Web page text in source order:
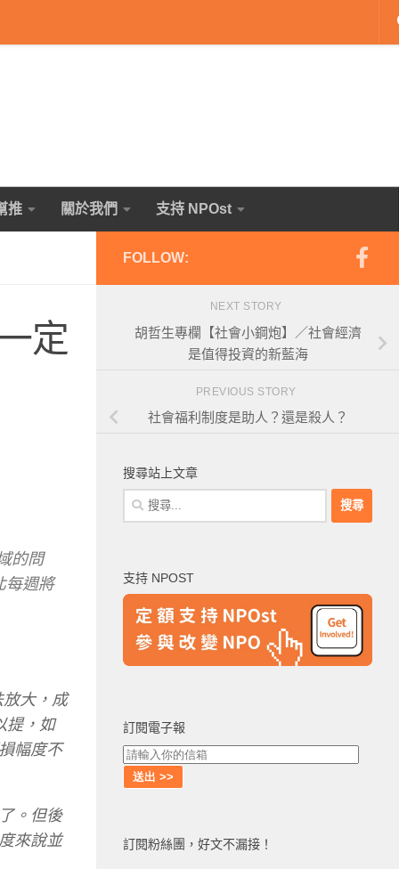
推 關於我們 支持 NPOst
定
的問
每週將
大，成
提，如
幅度不
。但後
來說並
FOLLOW:
NEXT STORY
胡哲生專欄【社會小鋼炮】／社會經濟
是值得投資的新藍海
PREVIOUS STORY
社會福利制度是助人？還是殺人？
搜尋站上文章
搜
尋
字:
支持 NPOST
訂閱電子報
訂閱粉絲團，好文不漏接！